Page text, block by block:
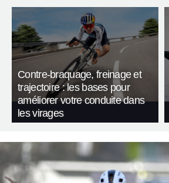
Contre-braquage, freinage et
trajectoire : les bases pour
améliorer votre conduite dans
les virages